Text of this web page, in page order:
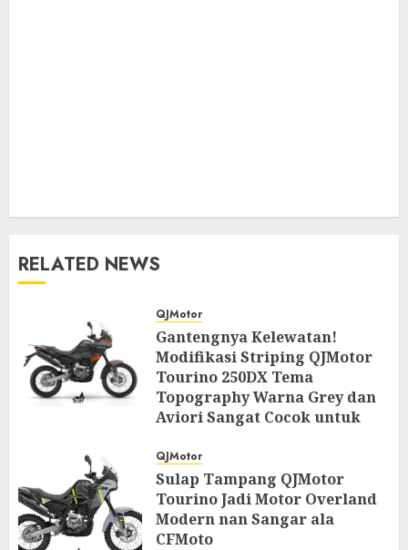
RELATED NEWS
QJMotor
Gantengnya Kelewatan!
Modifikasi Striping QJMotor
Tourino 250DX Tema
Topography Warna Grey dan
Aviori Sangat Cocok untuk
Motoblast
JUNE 23, 2026 0
QJMotor
Sulap Tampang QJMotor
Tourino Jadi Motor Overland
Modern nan Sangar ala
CFMoto